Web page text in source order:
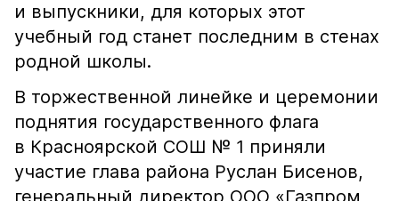
и выпускники, для которых этот
учебный год станет последним в стенах
родной школы.
В торжественной линейке и церемонии
поднятия государственного флага
в Красноярской СОШ № 1 приняли
участие глава района Руслан Бисенов,
генеральный директор ООО «Газпром